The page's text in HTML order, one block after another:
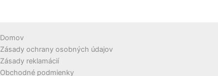
Domov
Zásady ochrany osobných údajov
Zásady reklamácií
Obchodné podmienky